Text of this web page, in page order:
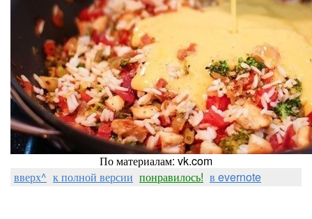
По материалам: vk.com
вверх^ к полной версии понравилось! в evernote